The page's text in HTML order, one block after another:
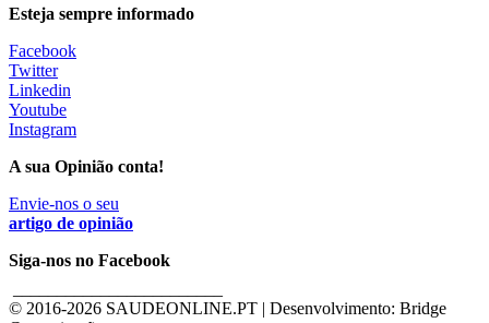
Esteja sempre informado
Facebook
Twitter
Linkedin
Youtube
Instagram
A sua Opinião conta!
Envie-nos o seu
artigo de opinião
Siga-nos no Facebook
© 2016-2026 SAUDEONLINE.PT | Desenvolvimento: Bridge